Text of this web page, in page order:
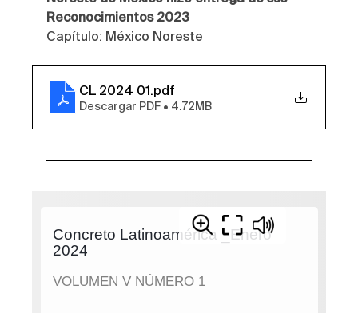
Reconocimientos 2023
Capítulo: México Noreste
CL 2024 01.pdf
Descargar PDF • 4.72MB